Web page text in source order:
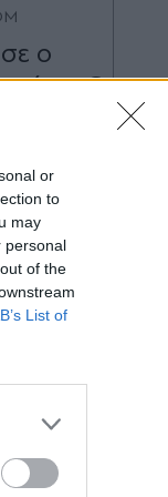
or
to
may
personal
of the
List of
ο
- Ο